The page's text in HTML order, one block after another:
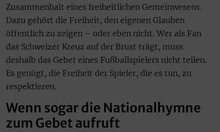
Zusammenhalt eines freiheitlichen Gemeinwesens.
Dazu gehört die Freiheit, den eigenen Glauben
öffentlich zu zeigen – oder eben nicht. Wer als Fan
das Schweizer Kreuz auf der Brust trägt, muss
deshalb das Gebet eines Fußballspielers nicht teilen.
Es genügt, die Freiheit der Spieler, die es tun, zu
respektieren.
Wenn sogar die Nationalhymne
zum Gebet aufruft